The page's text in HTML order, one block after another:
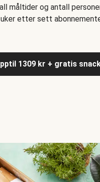
måltider og antall
etter sett
1309 kr + gratis